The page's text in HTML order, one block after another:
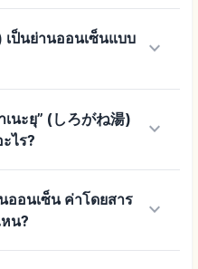
เป็นย่านออนเซ็นแบบ
keyboard_arrow_down
นะยุ” (しろがね湯)
ไร?
keyboard_arrow_down
อนเซ็น ค่าโดยสาร
น?
keyboard_arrow_down